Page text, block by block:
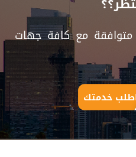
مع كافة جهات
خدمتك